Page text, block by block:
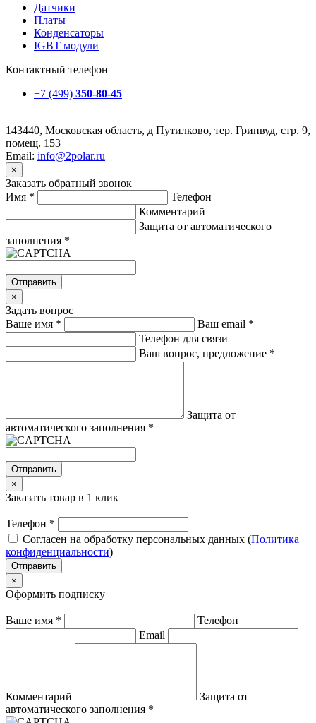
Датчики
Платы
Конденсаторы
IGBT модули
Контактный телефон
+7 (499) 350-80-45
143440, Московская область, д Путилково, тер. Гринвуд, стр. 9,
помещ. 153
Email: info@2polar.ru
×
Заказать обратный звонок
Имя *
Телефон
Комментарий
Защита от автоматического
заполнения *
Отправить
×
Задать вопрос
Ваше имя * Ваш email *
Телефон для связи
Ваш вопрос, предложение *
Защита от
автоматического заполнения *
Отправить
×
Заказать товар в 1 клик
Телефон *
Согласен на обработку персональных данных (Политика
конфиденциальности)
Отправить
×
Оформить подписку
Ваше имя *
Телефон
Email
Комментарий
Защита от
автоматического заполнения *